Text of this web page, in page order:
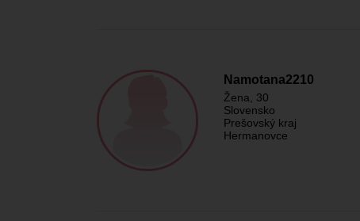
Namotana2210
Žena , 30
Slovensko
Prešovský kraj
Hermanovce